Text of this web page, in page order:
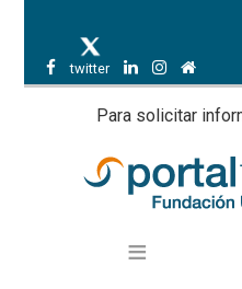
twitter
Para solicitar